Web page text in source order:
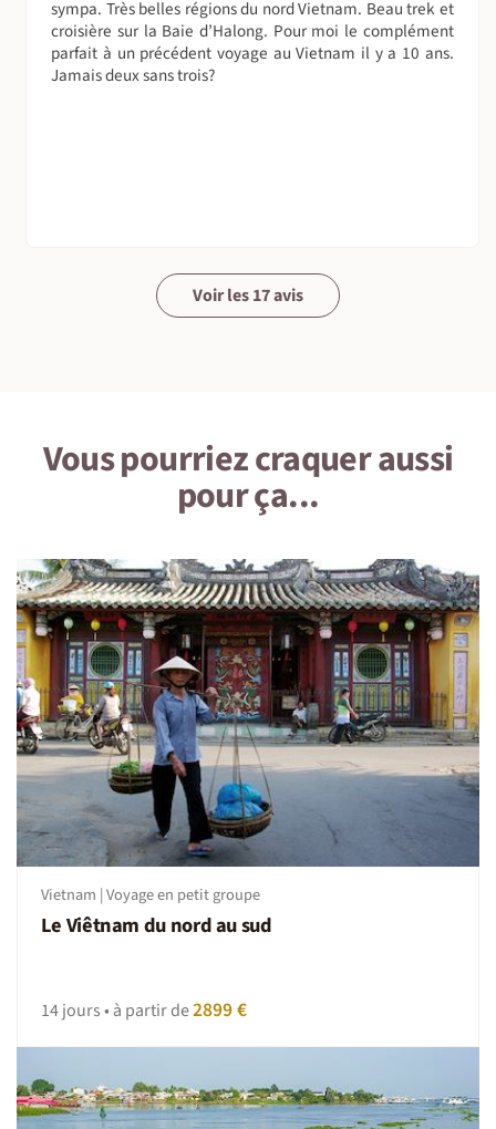
sympa. Très belles régions du nord Vietnam. Beau trek et
croisière sur la Baie d’Halong. Pour moi le complément
parfait à un précédent voyage au Vietnam il y a 10 ans.
Jamais deux sans trois?
Voir les 17 avis
Vous pourriez craquer aussi
pour ça...
Vietnam | Voyage en petit groupe
Le Viêtnam du nord au sud
14 jours • à partir de2899 €